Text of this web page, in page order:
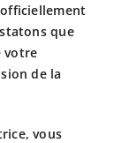
que
votre
de la
vous